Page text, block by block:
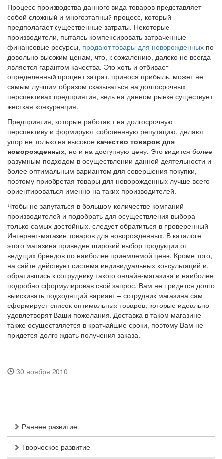
Процесс производства данного вида товаров представляет
собой сложный и многоэтапный процесс, который
предполагает существенные затраты. Некоторые
производители, пытаясь компенсировать затраченные
финансовые ресурсы, продают товары для новорожденных по
довольно высоким ценам, что, к сожалению, далеко не всегда
является гарантом качества. Это хоть и отбивает
определенный процент затрат, принося прибыль, может не
самым лучшим образом сказываться на долгосрочных
перспективах предприятия, ведь на данном рынке существует
жесткая конкуренция.
Предприятия, которые работают на долгосрочную
перспективу и формируют собственную репутацию, делают
упор не только на высокое качество товаров для
новорожденных, но и на доступную цену. Это видится более
разумным подходом в осуществлении данной деятельности и
более оптимальным вариантом для совершения покупки,
поэтому приобретая товары для новорожденных лучше всего
ориентироваться именно на таких производителей.
Чтобы не запутаться в большом количестве компаний-
производителей и подобрать для осуществления выбора
только самых достойных, следует обратиться в проверенный
Интернет-магазин товаров для новорожденных. В каталоге
этого магазина приведен широкий выбор продукции от
ведущих брендов по наиболее приемлемой цене. Кроме того,
на сайте действует система индивидуальных консультаций и,
обратившись к сотруднику такого онлайн-магазина и наиболее
подробно сформулировав свой запрос, Вам не придется долго
выискивать подходящий вариант – сотрудник магазина сам
сформирует список оптимальных товаров, которые идеально
удовлетворят Ваши пожелания. Доставка в таком магазине
также осуществляется в кратчайшие сроки, поэтому Вам не
придется долго ждать получения заказа.
30 ноября 2010
Раннее развитие
Творческое развитие